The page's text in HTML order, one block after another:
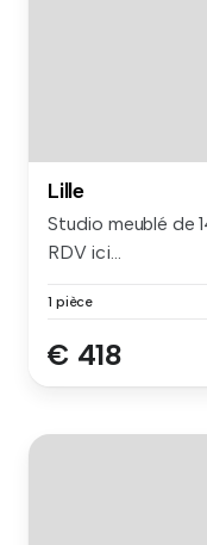
Lille
Studio meublé de
RDV ici...
1 pièce
€ 418